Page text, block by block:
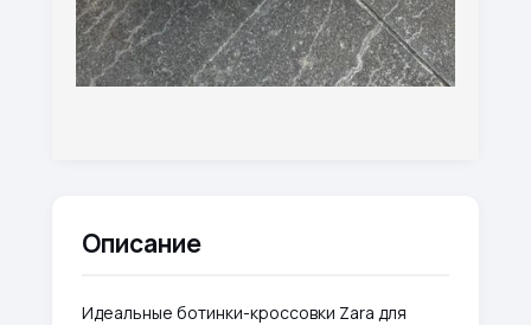
Описание
Идеальные ботинки-кроссовки Zara для